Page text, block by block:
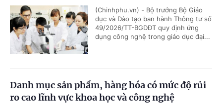
(Chinhphu.vn) - Bộ trưởng Bộ Giáo
dục và Đào tạo ban hành Thông tư số
49/2026/TT-BGDĐT quy định ứng
dụng công nghệ trong giáo dục đại...
Danh mục sản phẩm, hàng hóa có mức độ rủi
ro cao lĩnh vực khoa học và công nghệ